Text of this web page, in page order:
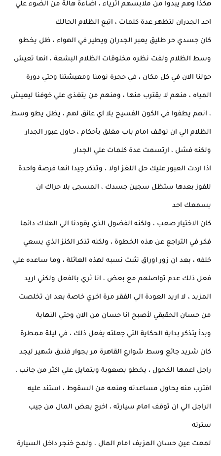
هكذا وهم يبدوا من ملابسهم اثرياء ، اضاءة هالة من الضوء علي
احد الجدران لتظهر عدة كلمات ، اتبع الظلام الحالك
كان جسدي حر طليق يعبر الجدران ويطير في الهواء ، ظل يخطو
وسط الظلام ولفت نظره مخلوقات الظلام البشعة ، انها تعيش
حولنا الان في كل مكان ، في حجرة نومنا ومعيشتنا وحتي دورة
المياه ، منهم لا يقترب منها ، ومنهم من يتغذى علي خوفنا ليعيش
، انهم يطفوا في الكون الفسيح بلا اي عائق لهم ، يظل يطو وسط
الظلام الي ان توقف امام باب مغلق بأحكام ، حاول عبور الجدار
ولكنه فشل ، ارتسمت عدة كلمات علي الجدار
اذا اردت العبور عليك حل اللغز اولا ، وتذكر جيدا انها فرصة واحدة
للفوز بعدها ستظل سجين جسدك ، المسجى بلا حراك ان
يسمعك احد
كان الاختيار صعب ، ولكنه الفضول الذي يقودنا الي الهلاك دائما
فكر في التراجع عن هذه الخطوة ، ولكنه تذكر الكنز الذي يسعي
خلفه ، بعد ان زور اوراق تثبت نسبه لهذه العائلة ، وما ساعده علي
فعل ذلك عدم تواصلهم مع بعض ، انا ثري بالفعل ولكني اريد
المزيد ، لا اريد العودة الي الفقر مرة اخري خاصة بعد ان تخلصت
من حسان الحقيقي لأصبح انا حسان من الان وحتي النهاية
وبدأ يتذكر بداية الحكاية التي جعلته يفعل ذلك ، في ليلة ممطرة
كان شريد جائع وسط شوارع القاهرة مر بجوار فندق شهير ليجد
راجل اعمها الكحول ، يخطو بصعوبة ويتمايل علي اكثر من جانب ،
اقترب منه يحاول مساعدته ومنعه من السقوط ، استند عليه
الراجل الي ان توقف امام سيارته ، اخرج بعض المال من جيب
سترته
لمعت عين حسان المزيف امام المال ، ولمح خنجر داخل السيارة